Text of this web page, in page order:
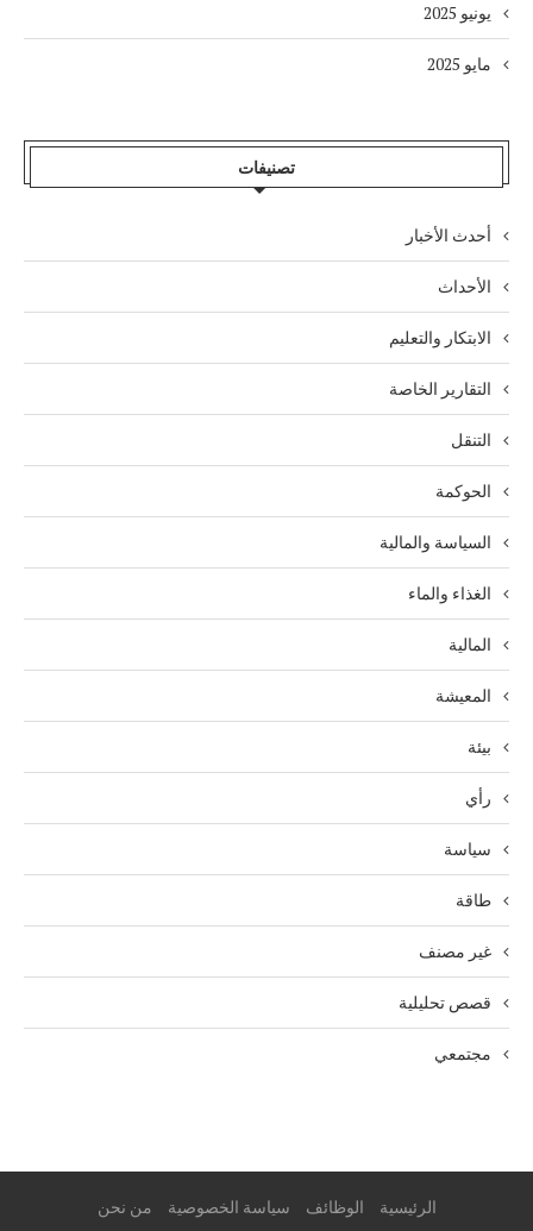
يونيو 2025
مايو 2025
تصنيفات
أحدث الأخبار
الأحداث
الابتكار والتعليم
التقارير الخاصة
التنقل
الحوكمة
السياسة والمالية
الغذاء والماء
المالية
المعيشة
بيئة
رأي
سياسة
طاقة
غير مصنف
قصص تحليلية
مجتمعي
الرئيسية الوظائف سياسة الخصوصية من نحن